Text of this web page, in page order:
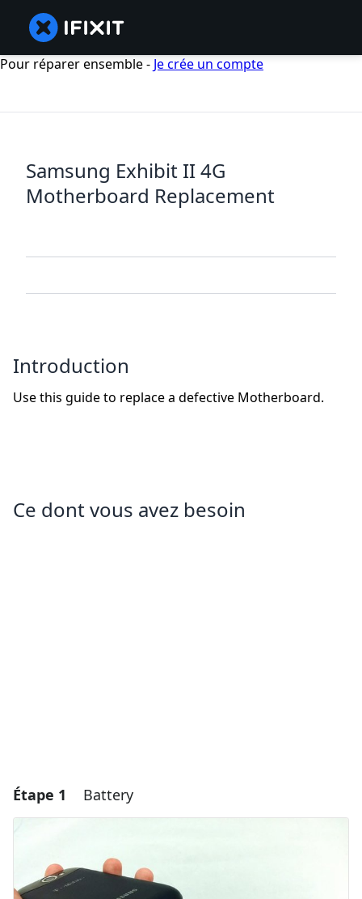
Pour réparer ensemble - Je crée un compte
Samsung Exhibit II 4G
Motherboard Replacement
Introduction
Use this guide to replace a defective Motherboard.
Ce dont vous avez besoin
Étape 1 Battery